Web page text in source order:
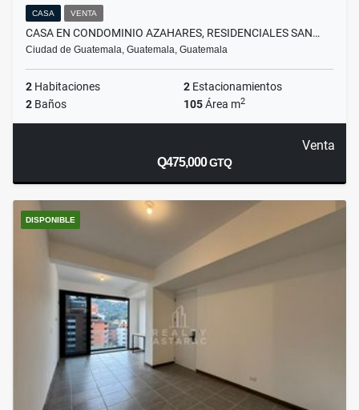
CASA VENTA
CASA EN CONDOMINIO AZAHARES, RESIDENCIALES SAN…
Ciudad de Guatemala, Guatemala, Guatemala
2 Habitaciones 2 Estacionamientos
2 Baños 105Área m2
Venta
Q475,000GTQ
DISPONIBLE